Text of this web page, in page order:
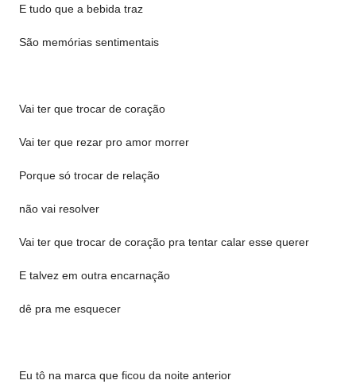
E tudo que a bebida traz
São memórias sentimentais
Vai ter que trocar de coração
Vai ter que rezar pro amor morrer
Porque só trocar de relação
não vai resolver
Vai ter que trocar de coração pra tentar calar esse querer
E talvez em outra encarnação
dê pra me esquecer
Eu tô na marca que ficou da noite anterior